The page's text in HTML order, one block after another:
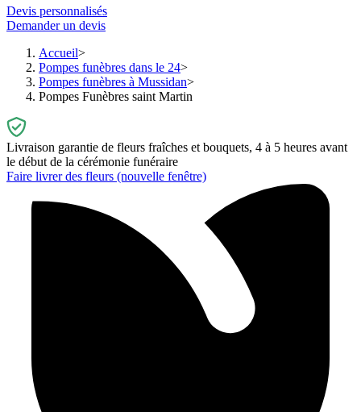
Devis personnalisés
Demander un devis
Accueil
Pompes funèbres dans le 24
Pompes funèbres à Mussidan
Pompes Funèbres saint Martin
Livraison garantie de fleurs fraîches et bouquets, 4 à 5 heures avant
le début de la cérémonie funéraire
Faire livrer des fleurs (nouvelle fenêtre)